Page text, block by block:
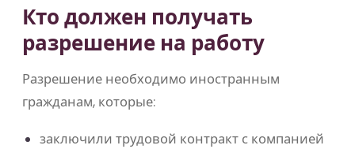
Кто должен получать
разрешение на работу
Разрешение необходимо иностранным
гражданам, которые:
заключили трудовой контракт с компанией